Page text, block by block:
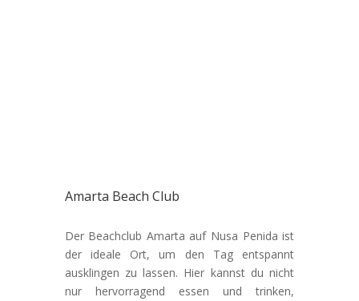
Amarta Beach Club
Der Beachclub Amarta auf Nusa Penida ist
der ideale Ort, um den Tag entspannt
ausklingen zu lassen. Hier kannst du nicht
nur hervorragend essen und trinken,